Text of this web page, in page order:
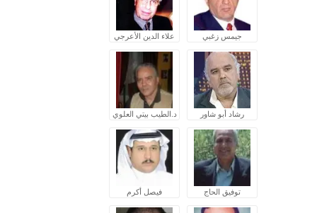
جيمس زغبي علاء الدين الأعرجي
رشاد أبو شاور د.الطيب بيتي العلوي
توفيق الحاج فيصل أكرم